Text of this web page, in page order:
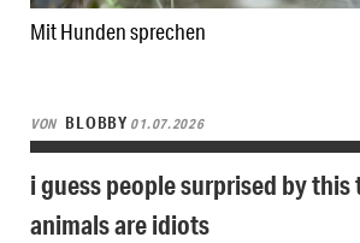
Mit Hunden sprechen
VON BLOBBY 01.07.2026
i guess people surprised by
animals are idiots